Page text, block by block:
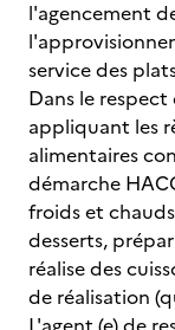
l'agencement
service des
Dans le
appliquant les
alimentaires
démarche
froids et
desserts,
réalise des
de réalisation